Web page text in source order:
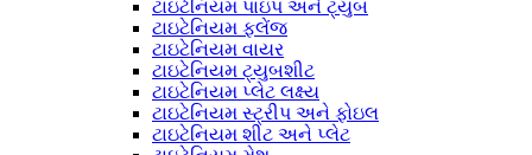
ટાઇટેનિયમ પાઇપ અને ટ્યુબ
ટાઇટેનિયમ ફ્લેંજ
ટાઇટેનિયમ વાયર
ટાઇટેનિયમ ટ્યુબશીટ
ટાઇટેનિયમ પ્લેટ લક્ષ્ય
ટાઇટેનિયમ સ્ટ્રીપ અને ફોઇલ
ટાઇટેનિયમ શીટ અને પ્લેટ